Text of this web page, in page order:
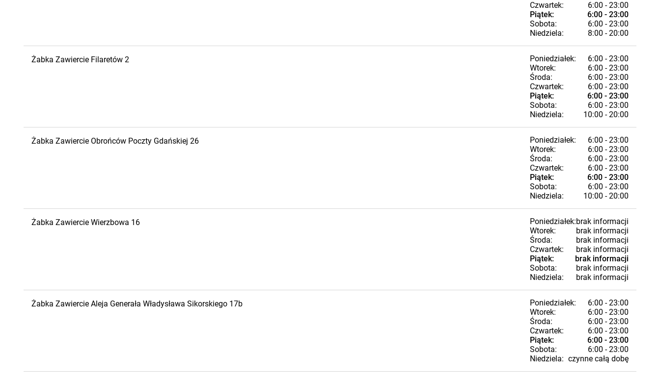
Czwartek:
6:00 - 23:00
Piątek:
6:00 - 23:00
Sobota:
6:00 - 23:00
Niedziela:
8:00 - 20:00
Żabka Zawiercie Filaretów 2 Poniedziałek:
6:00 - 23:00
Wtorek:
6:00 - 23:00
Środa:
6:00 - 23:00
Czwartek:
6:00 - 23:00
Piątek:
6:00 - 23:00
Sobota:
6:00 - 23:00
Niedziela:
10:00 - 20:00
Żabka Zawiercie Obrońców Poczty Gdańskiej 26 Poniedziałek:
6:00 - 23:00
Wtorek:
6:00 - 23:00
Środa:
6:00 - 23:00
Czwartek:
6:00 - 23:00
Piątek:
6:00 - 23:00
Sobota:
6:00 - 23:00
Niedziela:
10:00 - 20:00
Żabka Zawiercie Wierzbowa 16 Poniedziałek:brak informacji
Wtorek:
brak informacji
Środa:
brak informacji
Czwartek:
brak informacji
Piątek:
brak informacji
Sobota:
brak informacji
Niedziela:
brak informacji
Żabka Zawiercie Aleja Generała Władysława Sikorskiego 17b Poniedziałek:
6:00 - 23:00
Wtorek:
6:00 - 23:00
Środa:
6:00 - 23:00
Czwartek:
6:00 - 23:00
Piątek:
6:00 - 23:00
Sobota:
6:00 - 23:00
Niedziela: czynne całą dobę